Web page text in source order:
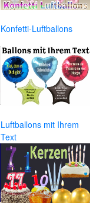
Konfetti-Luftballons
Luftballons mit Ihrem
Text